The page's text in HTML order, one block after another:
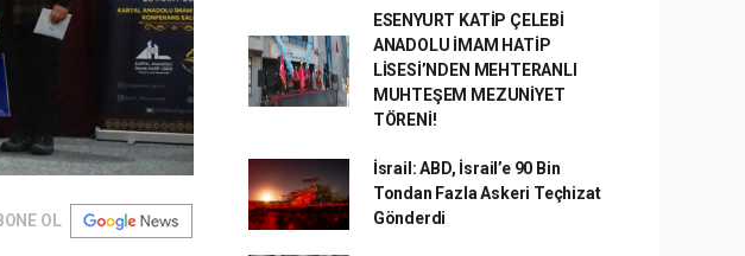
OL
ESENYURT KATİP ÇELEBİ
ANADOLU İMAM HATİP
LİSESİ’NDEN MEHTERANLI
MUHTEŞEM MEZUNİYET
TÖRENİ!
İsrail: ABD, İsrail’e 90 Bin
Tondan Fazla Askeri Teçhizat
Gönderdi